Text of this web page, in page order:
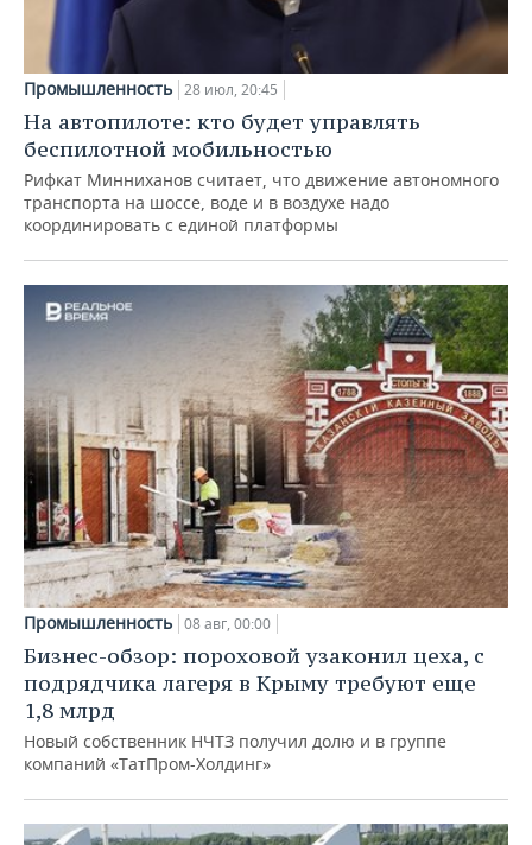
Промышленность 28 июл, 20:45
На автопилоте: кто будет управлять
беспилотной мобильностью
Рифкат Минниханов считает, что движение автономного
транспорта на шоссе, воде и в воздухе надо
координировать с единой платформы
Промышленность 08 авг, 00:00
Бизнес-обзор: пороховой узаконил цеха, с
подрядчика лагеря в Крыму требуют еще
1,8 млрд
Новый собственник НЧТЗ получил долю и в группе
компаний «ТатПром-Холдинг»